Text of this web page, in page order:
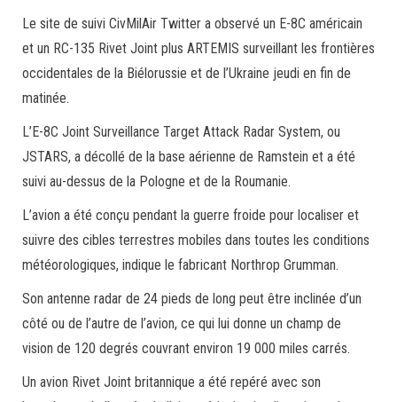
Le site de suivi CivMilAir Twitter a observé un E-8C américain
et un RC-135 Rivet Joint plus ARTEMIS surveillant les frontières
occidentales de la Biélorussie et de l’Ukraine jeudi en fin de
matinée.
L’E-8C Joint Surveillance Target Attack Radar System, ou
JSTARS, a décollé de la base aérienne de Ramstein et a été
suivi au-dessus de la Pologne et de la Roumanie.
L’avion a été conçu pendant la guerre froide pour localiser et
suivre des cibles terrestres mobiles dans toutes les conditions
météorologiques, indique le fabricant Northrop Grumman.
Son antenne radar de 24 pieds de long peut être inclinée d’un
côté ou de l’autre de l’avion, ce qui lui donne un champ de
vision de 120 degrés couvrant environ 19 000 miles carrés.
Un avion Rivet Joint britannique a été repéré avec son